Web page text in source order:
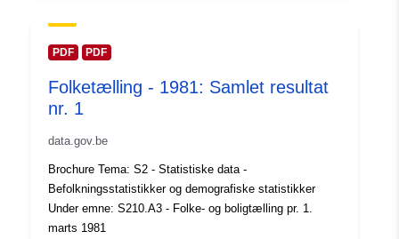
Fysiske:
]
Identifikatorer: Q12723#ID
uriRef:
http://data.europa.eu/88u/dataset/
PDF PDF
Folketælling - 1981: Samlet resultat
nr. 1
data.gov.be
Brochure Tema: S2 - Statistiske data -
Befolkningsstatistikker og demografiske statistikker
Under emne: S210.A3 - Folke- og boligtælling pr. 1.
marts 1981